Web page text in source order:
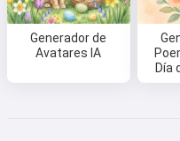
Generador de
Avatares IA
Día